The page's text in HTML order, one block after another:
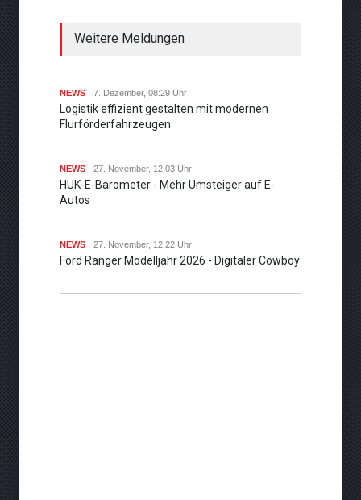
Weitere Meldungen
NEWS 7. Dezember, 08:29 Uhr
Logistik effizient gestalten mit modernen
Flurförderfahrzeugen
NEWS 27. November, 12:03 Uhr
HUK-E-Barometer - Mehr Umsteiger auf E-
Autos
NEWS 27. November, 12:22 Uhr
Ford Ranger Modelljahr 2026 - Digitaler Cowboy